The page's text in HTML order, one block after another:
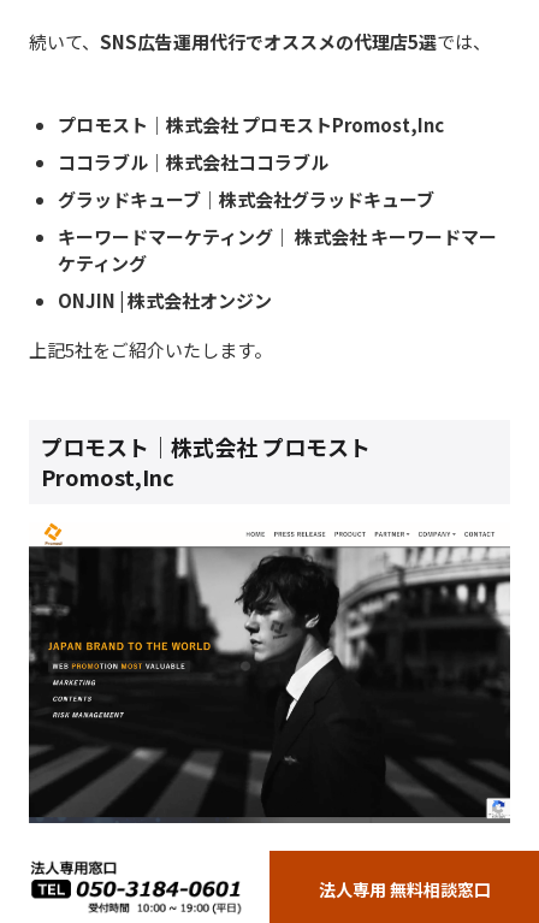
続いて、 SNS広告運用代行でオススメの代理店5選では、
プロモスト｜株式会社 プロモストPromost,Inc
ココラブル｜株式会社ココラブル
グラッドキューブ｜株式会社グラッドキューブ
キーワードマーケティング｜ 株式会社 キーワードマー
ケティング
ONJIN |株式会社オンジン
上記5社をご紹介いたします。
プロモスト｜株式会社 プロモスト
Promost,Inc
画像：プロモスト 法人専用 無料相談窓口